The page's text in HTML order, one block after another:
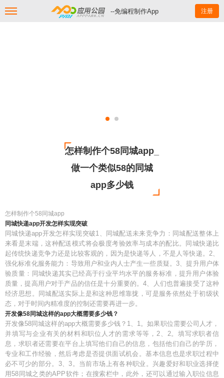
--免编程制作App 注册
怎样制作个58同城app_
做一个类似58的同城
app多少钱
怎样制作个58同城app
同城快递app开发怎样实现突破
同城快递app开发怎样实现突破1、同城配送未来竞争力：同城配送整体上
来看是末端，这种配送模式将会极度考验效率与成本的配比。同城快递比
起传统快递竞争力还是比较客观的，因为是快递等人，不是人等快递。2、
强化标准化服务能力：导致用户和业内人士产生一些质疑。3、提升用户体
验质量：同城快递其实已经高于行业平均水平的服务标准，提升用户体验
质量，提高用户对于产品的信任是十分重要的。4、人们也普遍接受了这种
经济思想。同城配送实际上是和这种思维靠拢，可是服务依然处于初级状
态，对于时间内精准度的控制还需要再进一步。
开发像58同城这样的app大概需要多少钱？
开发像58同城这样的app大概需要多少钱？1、1。如果职位需要公司人才，
并填写与企业有关的材料和职位人才的需求等等，2、2。填写求职者信
息，求职者还需要在平台上填写他们自己的信息，包括他们自己的学历，
专业和工作经验，然后考虑是否提供面试机会。基本信息也是求职过程中
必不可少的部分。3、3。当前市场上有各种职业。兴趣爱好和职业选择使
用58同城之类的APP软件；在搜索栏中，此外，还可以通过输入职位信息